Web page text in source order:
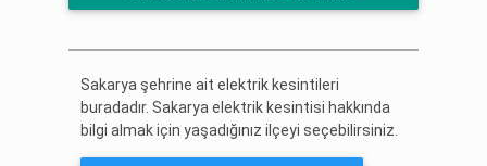
Sakarya şehrine ait elektrik kesintileri
buradadır. Sakarya elektrik kesintisi hakkında
bilgi almak için yaşadığınız ilçeyi seçebilirsiniz.